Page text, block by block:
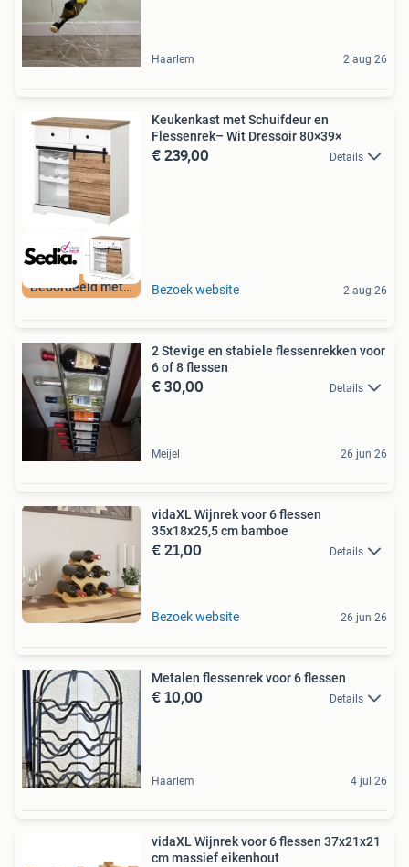
Haarlem 2 aug 26
Beoordeeld met 9+
Keukenkast met Schuifdeur en
Flessenrek– Wit Dressoir 80×39×
€ 239,00 Details
Bezoek website 2 aug 26
2 Stevige en stabiele flessenrekken voor
6 of 8 flessen
€ 30,00 Details
Meijel 26 jun 26
vidaXL Wijnrek voor 6 flessen
35x18x25,5 cm bamboe
€ 21,00 Details
Bezoek website 26 jun 26
Metalen flessenrek voor 6 flessen
€ 10,00 Details
Haarlem 4 jul 26
vidaXL Wijnrek voor 6 flessen 37x21x21
cm massief eikenhout